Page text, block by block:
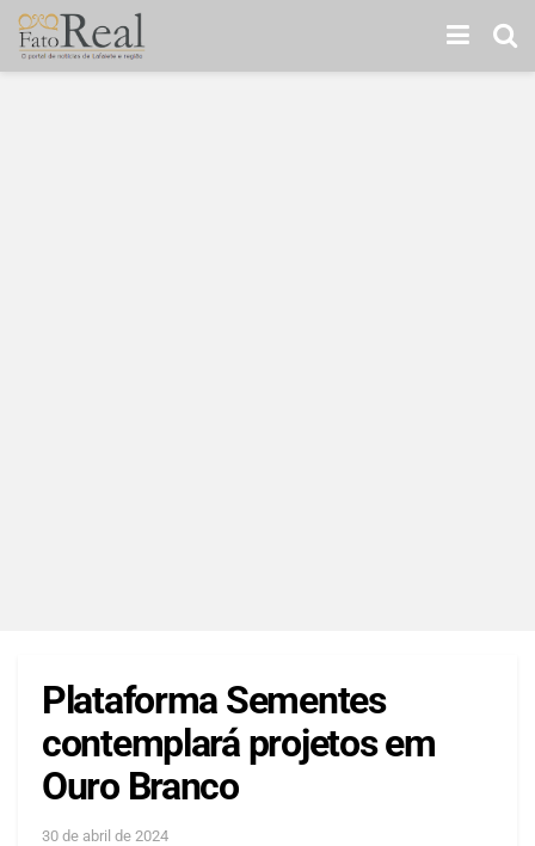
Plataforma Sementes
contemplará projetos em
Ouro Branco
30 de abril de 2024